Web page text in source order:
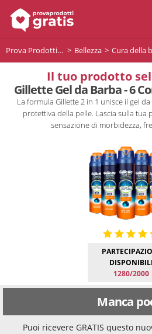
Prova Prodotti Gratis Bellezza Cura della barba
Il tuo prodotto
Gillette Gel da Barba - 6
La formula Gillette 2 in 1 unisce il gel
protettiva della pelle. Lascia sulla tua
sensazione di morbidezza,
DISPONIBILI
1280/2000
Manca
Puoi ricevere GRATIS questo